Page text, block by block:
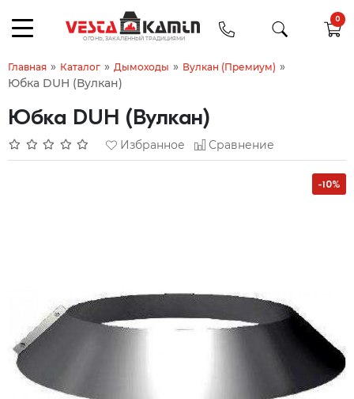
0
Главная » Каталог » Дымоходы » Вулкан (Премиум) »
Юбка DUH (Вулкан)
Юбка DUH (Вулкан)
Избранное Сравнение
-10%